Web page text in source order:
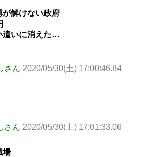
解けない政府
遣いに消えた…
さん 2020/05/30(土) 17:00:46.84
さん 2020/05/30(土) 17:01:33.06
場